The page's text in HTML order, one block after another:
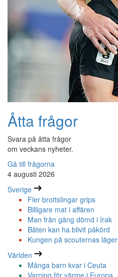
Åtta frågor
Svara på åtta frågor
om veckans nyheter.
Gå till frågorna
4 augusti 2026
Sverige
Fler brottslingar grips
Billigare mat i affären
Man från gäng dömd i Irak
Båten kan ha blivit påkörd
Kungen på scouternas läger
Världen
Många barn kvar i Ceuta